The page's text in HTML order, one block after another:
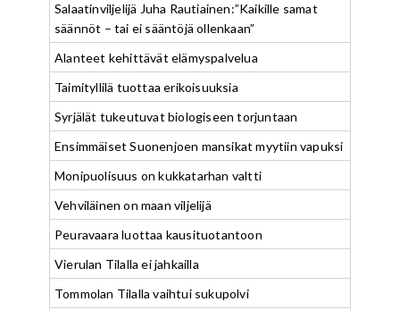
Salaatinviljelijä Juha Rautiainen:”Kaikille samat
säännöt – tai ei sääntöjä ollenkaan”
Alanteet kehittävät elämyspalvelua
Taimityllilä tuottaa erikoisuuksia
Syrjälät tukeutuvat biologiseen torjuntaan
Ensimmäiset Suonenjoen mansikat myytiin vapuksi
Monipuolisuus on kukkatarhan valtti
Vehviläinen on maan viljelijä
Peuravaara luottaa kausituotantoon
Vierulan Tilalla ei jahkailla
Tommolan Tilalla vaihtui sukupolvi